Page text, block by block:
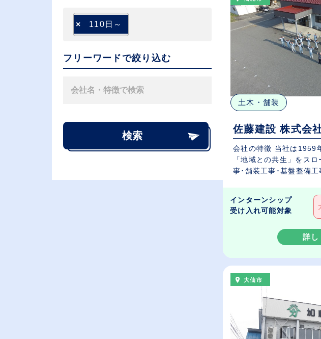
× 110日～
フリーワードで絞り込む
検索
土木・舗装
佐藤建設 株式会
会社の特徴 当社は1959
「地域との共生」をス
事･舗装工事･基盤整備
インターンシップ
受け入れ可能対象
詳し
大仙市